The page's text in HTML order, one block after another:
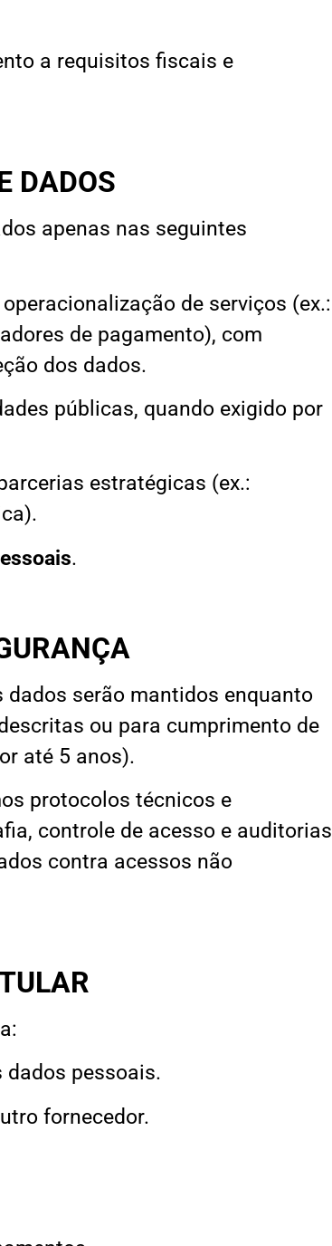
a requisitos fiscais e
DADOS
apenas nas seguintes
de serviços (ex.:
de pagamento), com
dos dados.
públicas, quando exigido por
estratégicas (ex.:
.
dados serão mantidos enquanto
ou para cumprimento de
até 5 anos).
protocolos técnicos e
controle de acesso e auditorias
contra acessos não
dados pessoais.
fornecedor.